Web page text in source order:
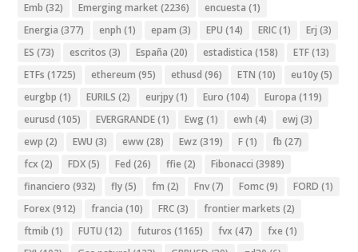
Emb (32) Emerging market (2236) encuesta (1)
Energia (377) enph (1) epam (3) EPU (14) ERIC(1) Erj (3)
ES (73) escritos (3) España (20) estadistica (158) ETF(13)
ETFs (1725) ethereum (95) ethusd (96) ETN (10) eu10y(5)
eurgbp (1) EURILS (2) eurjpy(1) Euro (104) Europa (119)
eurusd (105) EVERGRANDE(1) Ewg (1) ewh (4) ewj (3)
ewp (2) EWU (3) eww(28) Ewz (319) F(1) fb (27)
fcx (2) FDX(5) Fed (26) ffie (2) Fibonacci (3989)
financiero (932) fly(5) fm (2) Fnv(7) Fomc(9) FORD (1)
Forex (912) francia (10) FRC(3) frontier markets (2)
ftmib (1) FUTU (12) futuros (1165) fvx (47) fxe (1)